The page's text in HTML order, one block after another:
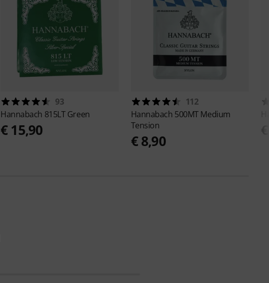
93
Hannabach 815LT Green
€ 15,90
112
Hannabach 500MT Medium
Tension
€ 8,90